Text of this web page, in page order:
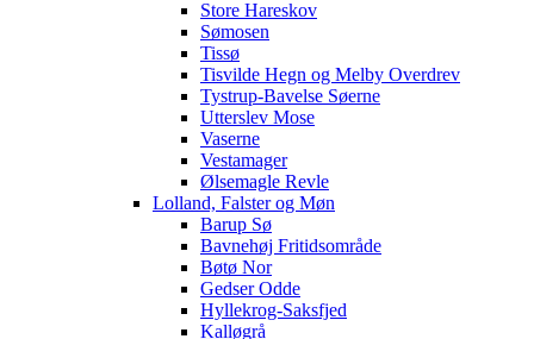
Store Hareskov
Sømosen
Tissø
Tisvilde Hegn og Melby Overdrev
Tystrup-Bavelse Søerne
Utterslev Mose
Vaserne
Vestamager
Ølsemagle Revle
Lolland, Falster og Møn
Barup Sø
Bavnehøj Fritidsområde
Bøtø Nor
Gedser Odde
Hyllekrog-Saksfjed
Kalløgrå